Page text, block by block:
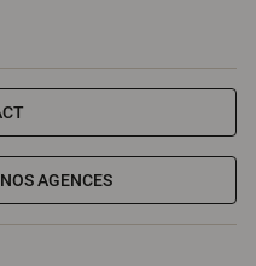
AGENCES